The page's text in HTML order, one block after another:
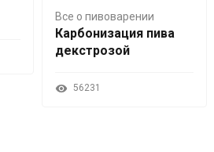
Все о пивоварении
Карбонизация пива
декстрозой
56231